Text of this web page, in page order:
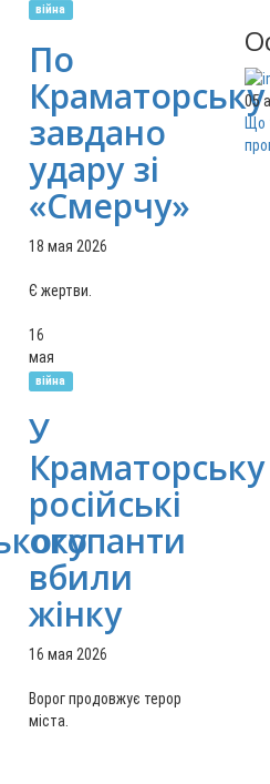
війна
По
Краматорську
завдано
удару зі
«Смерчу»
18 мая 2026
Є жертви.
16
мая
війна
У
Краматорську
російські
окупанти
вбили
жінку
16 мая 2026
Ворог продовжує терор
міста.
05
Що